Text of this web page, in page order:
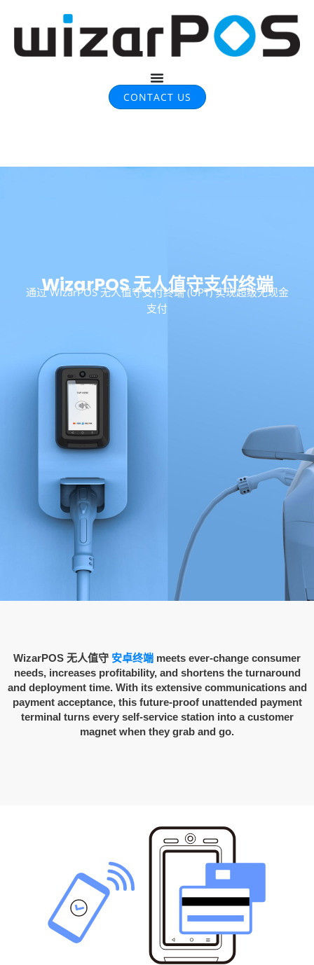
CONTACT US
WizarPOS 无人值守支付终端
通过 WizarPOS 无人值守支付终端 (UPT) 实现超级无现金
支付
WizarPOS 无人值守 安卓终端 meets ever-change consumer
needs, increases profitability, and shortens the turnaround
and deployment time. With its extensive communications and
payment acceptance, this future-proof unattended payment
terminal turns every self-service station into a customer
magnet when they grab and go.